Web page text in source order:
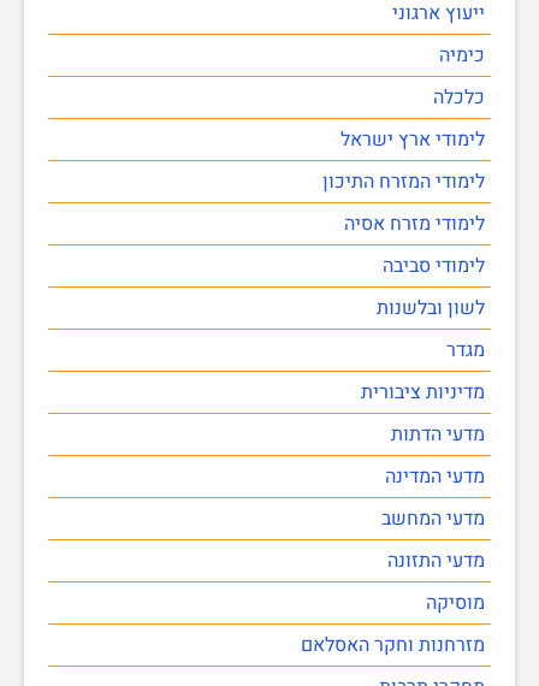
ייעוץ ארגוני
כימיה
כלכלה
לימודי ארץ ישראל
לימודי המזרח התיכון
לימודי מזרח אסיה
לימודי סביבה
לשון ובלשנות
מגדר
מדיניות ציבורית
מדעי הדתות
מדעי המדינה
מדעי המחשב
מדעי התזונה
מוסיקה
מזרחנות וחקר האסלאם